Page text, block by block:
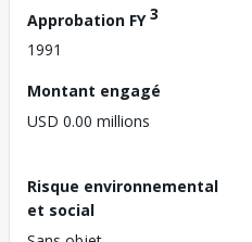
Approbation FY3
1991
Montant engagé
USD 0.00 millions
Risque environnemental
et social